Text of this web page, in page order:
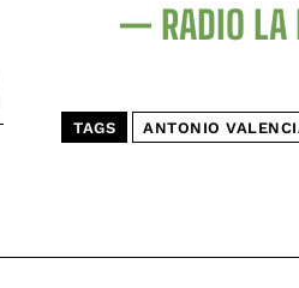
— RADIO LA
TAGS ANTONIO